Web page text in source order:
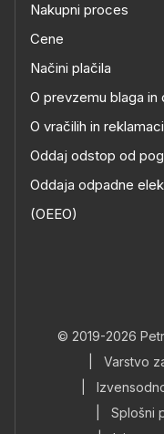
Nakupni proces
Cene
Načini plačila
O prevzemu blaga in
O vračilih in
Oddaj odstop od
Oddaja odpadne
(OEEO)
© 2019-2026
Varstvo
Splošni